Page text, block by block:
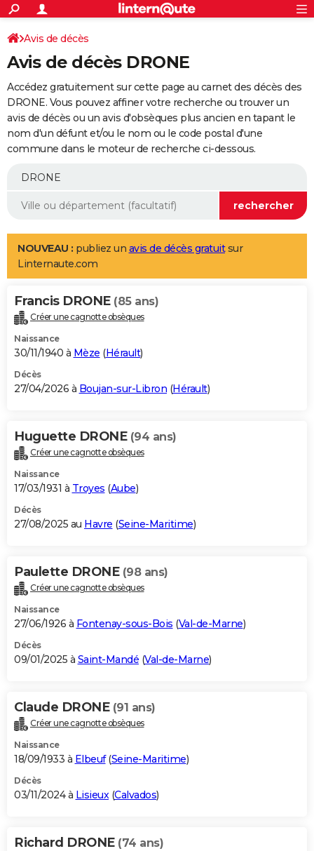
ACTUALITÉS
Politique
Société
Faits Divers
Education
Monde
Villes
+
SPORT
Coupe du monde 2026
Football
Tennis
Cyclisme
Rugby
Forum
Programme TV
TNT
Streaming
Cinéma
Sorties cinéma
Musique
+
FINANCE
Retraite
Epargne
Immobilier
Risques naturels par ville
Banque
Assurance
AUTO
Essais
Réserver un essai
Citadines
Berlines
SUV
Forum auto
+
Mobiles
Meilleur smartphone
Internet
Ordinateurs
Jeux vidéo
Guide high-tech
Aménagement intérieur
LIFESTYLE
Art de vivre
Bien-être
Loisirs
Mode
Modes de vie
Alimentation
Guide de la santé
Maladies
Médicaments
Sommeil
VOYAGE
Destinations
City break
Voyage nature
Voyage de noces
Forum
Climat
+PHOTO
GUIDES D'ACHAT
BONS PLANS
Carte de Noël
Carte Bonne année
Carte Saint-Valentin
Carte Pâques
Carte d'anniversaire
DICTIONNAIRE
Dictionnaire
Biographies
Citations
Expressions
Proverbes
PROGRAMME TV
S'inscrire
Se connecter
Lycées
Collèges
Primaires
Universités
Entreprises
Service militaire
Avis de recherche
AVIS DE DÉCÈS
Bricolage
Lifestyle
Culture
Sport
Auto
Television
Voyage
Cinema
Avis de décès
Avis de décès DRONE
Accédez gratuitement sur cette page au carnet des décès des
DRONE. Vous pouvez affiner votre recherche ou trouver un
avis de décès ou un avis d'obsèques plus ancien en tapant le
nom d'un défunt et/ou le nom ou le code postal d'une
commune dans le moteur de recherche ci-dessous.
NOUVEAU : publiez un avis de décès gratuitsur
Linternaute.com
Francis DRONE (85 ans)
Créer une cagnotte obsèques
Naissance
30/11/1940 à Mèze (Hérault)
Décès
27/04/2026 à Boujan-sur-Libron (Hérault)
Huguette DRONE (94 ans)
Créer une cagnotte obsèques
Naissance
17/03/1931 à Troyes (Aube)
Décès
27/08/2025 au Havre (Seine-Maritime)
Paulette DRONE (98 ans)
Créer une cagnotte obsèques
Naissance
27/06/1926 à Fontenay-sous-Bois (Val-de-Marne)
Décès
09/01/2025 à Saint-Mandé (Val-de-Marne)
Claude DRONE (91 ans)
Créer une cagnotte obsèques
Naissance
18/09/1933 à Elbeuf(Seine-Maritime)
Décès
03/11/2024 à Lisieux (Calvados)
Richard DRONE (74 ans)